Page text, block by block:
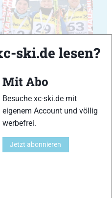
18
ski.de lesen?
Mit Abo
Besuche xc-ski.de mit
eigenem Account und völlig
werbefrei.
Jetzt abonnieren